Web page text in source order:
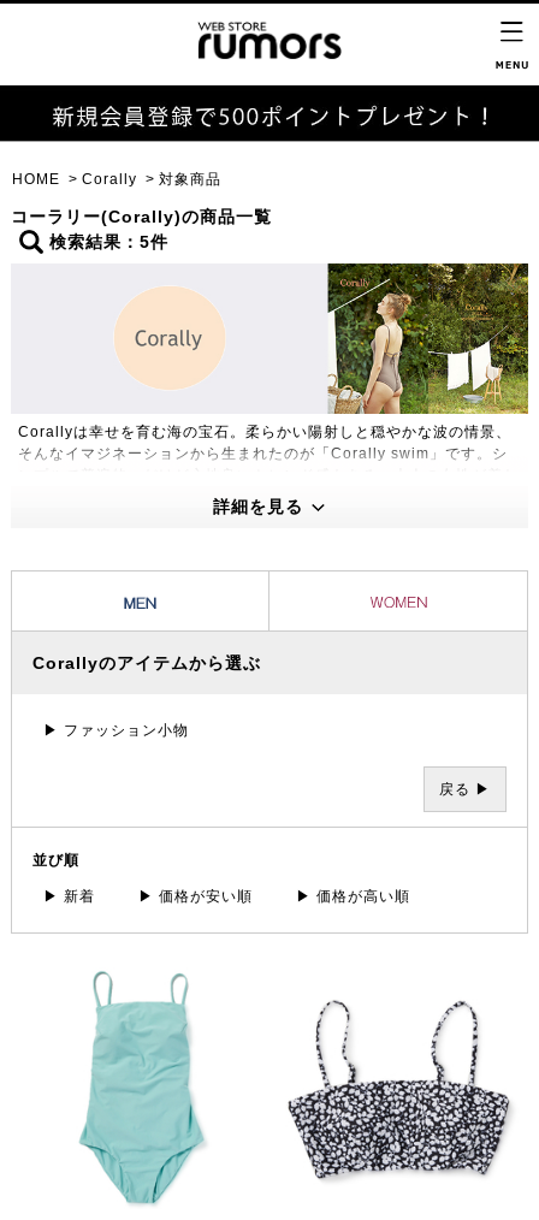
HOME Corally 対象商品
コーラリー(Corally)の商品一覧
検索結果：5件
Corallyは幸せを育む海の宝石。柔らかい陽射しと穏やかな波の情景、
そんなイマジネーションから生まれたのが「Corally swim」です。シ
いと思う水着を提案します。サーフィンなどマリンスポーツを楽しむた
め機能性も考慮。Made in Japanだからこそ叶う繊細なディテール
詳細を見る
Corallyのアイテムから選ぶ
▶ ファッション小物
戻る ▶
並び順
▶ 新着 ▶ 価格が安い順 ▶ 価格が高い順